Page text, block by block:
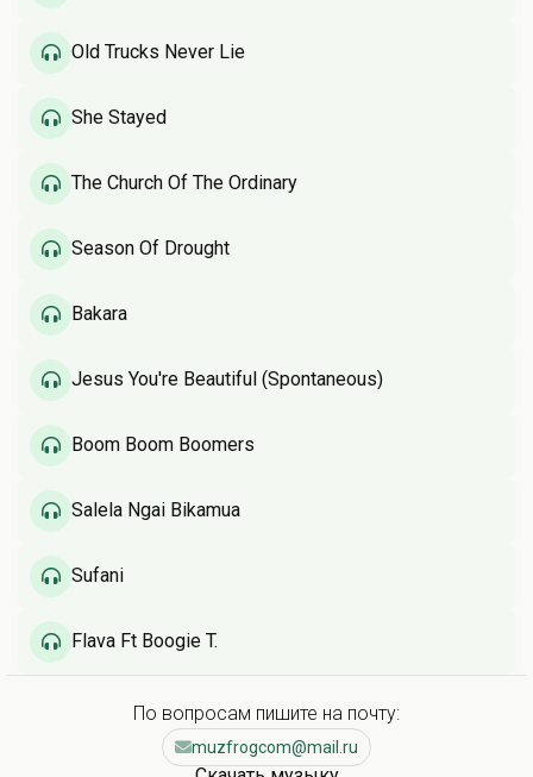
Old Trucks Never Lie
She Stayed
The Church Of The Ordinary
Season Of Drought
Bakara
Jesus You're Beautiful (Spontaneous)
Boom Boom Boomers
Salela Ngai Bikamua
Sufani
Flava Ft Boogie T.
По вопросам пишите на почту:
muzfrogcom@mail.ru